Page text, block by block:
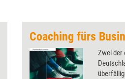
Coaching fürs
Zwei der